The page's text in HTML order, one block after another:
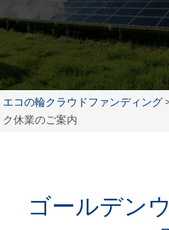
エコの輪クラウドファンディング
ク休業のご案内
ゴールデン